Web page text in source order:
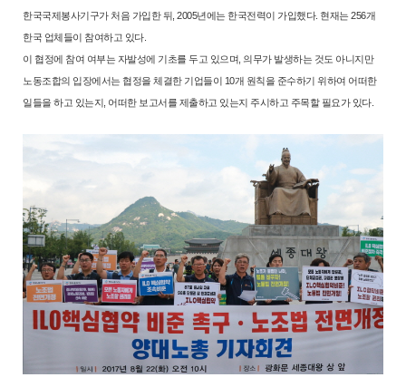
한국국제봉사기구가 처음 가입한 뒤, 2005년에는 한국전력이 가입했다. 현재는 256개
한국 업체들이 참여하고 있다.
이 협정에 참여 여부는 자발성에 기초를 두고 있으며, 의무가 발생하는 것도 아니지만
노동조합의 입장에서는 협정을 체결한 기업들이 10개 원칙을 준수하기 위하여 어떠한
일들을 하고 있는지, 어떠한 보고서를 제출하고 있는지 주시하고 주목할 필요가 있다.